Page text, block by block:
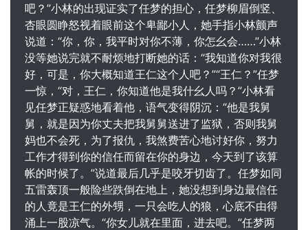
吧？”小林的出现证实了任梦的担心，任梦柳眉倒竖、
杏眼圆睁怒视着眼前这个卑鄙小人，她手指小林颤声
说道：“你，你，我平时对你不薄，你怎幺会……”小林
没等她说完就不耐烦地打断她的话：“我知道你对我很
好，可是，你大概知道王仁这个人吧？”“王仁？”任梦
一惊，“对，王仁，你知道他是我什幺人吗？”小林看
见任梦正疑惑地看着他，语气变得阴沉：“他是我舅
舅，就是因为你丈夫把我舅舅送进了监狱，否则我舅
妈也不会死，为了报仇，我煞费苦心地讨好你，努力
工作才得到你的信任而留在你的身边，今天到了该算
帐的时候了。”说道最后几乎是咬牙切齿了。任梦如同
五雷轰顶一般险些跌倒在地上，她没想到身边最信任
的人竟是王仁的外甥，一只会吃人的狼，心底不由得
涌上一股凉气。“你女儿就在里面，进去吧。”任梦两